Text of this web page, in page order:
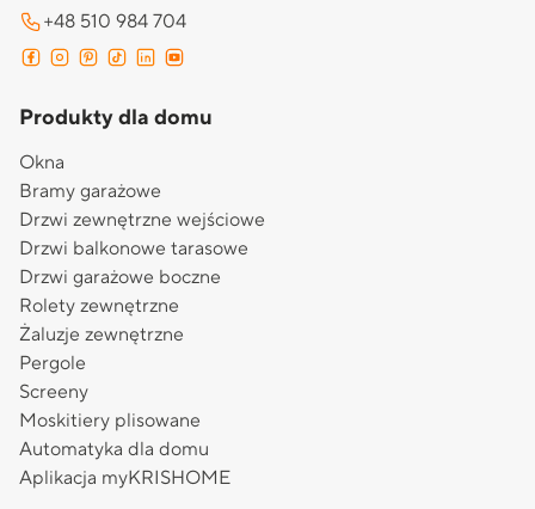
+48 510 984 704
Produkty dla domu
Okna
Bramy garażowe
Drzwi zewnętrzne wejściowe
Drzwi balkonowe tarasowe
Drzwi garażowe boczne
Rolety zewnętrzne
Żaluzje zewnętrzne
Pergole
Screeny
Moskitiery plisowane
Automatyka dla domu
Aplikacja myKRISHOME